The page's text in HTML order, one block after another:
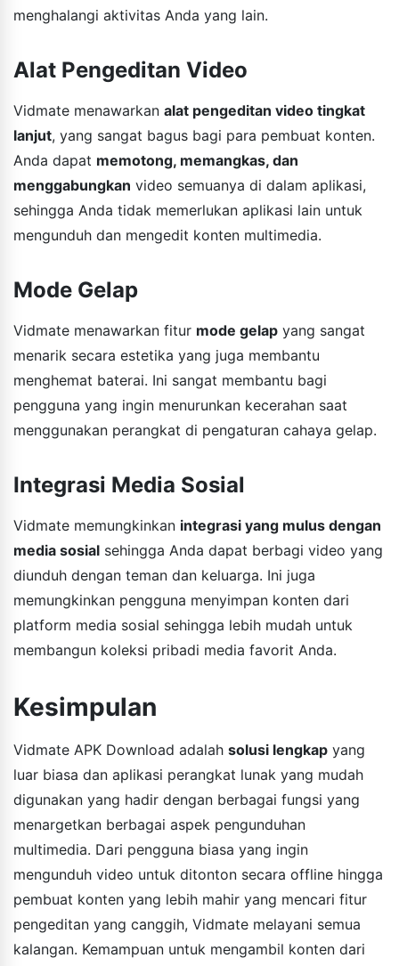
menghalangi aktivitas Anda yang lain.
Alat Pengeditan Video
Vidmate menawarkan alat pengeditan video tingkat
lanjut, yang sangat bagus bagi para pembuat konten.
Anda dapat memotong, memangkas, dan
menggabungkan video semuanya di dalam aplikasi,
sehingga Anda tidak memerlukan aplikasi lain untuk
mengunduh dan mengedit konten multimedia.
Mode Gelap
Vidmate menawarkan fitur mode gelap yang sangat
menarik secara estetika yang juga membantu
menghemat baterai. Ini sangat membantu bagi
pengguna yang ingin menurunkan kecerahan saat
menggunakan perangkat di pengaturan cahaya gelap.
Integrasi Media Sosial
Vidmate memungkinkan integrasi yang mulus dengan
media sosial sehingga Anda dapat berbagi video yang
diunduh dengan teman dan keluarga. Ini juga
memungkinkan pengguna menyimpan konten dari
platform media sosial sehingga lebih mudah untuk
membangun koleksi pribadi media favorit Anda.
Kesimpulan
Vidmate APK Download adalah solusi lengkap yang
luar biasa dan aplikasi perangkat lunak yang mudah
digunakan yang hadir dengan berbagai fungsi yang
menargetkan berbagai aspek pengunduhan
multimedia. Dari pengguna biasa yang ingin
mengunduh video untuk ditonton secara offline hingga
pembuat konten yang lebih mahir yang mencari fitur
pengeditan yang canggih, Vidmate melayani semua
kalangan. Kemampuan untuk mengambil konten dari